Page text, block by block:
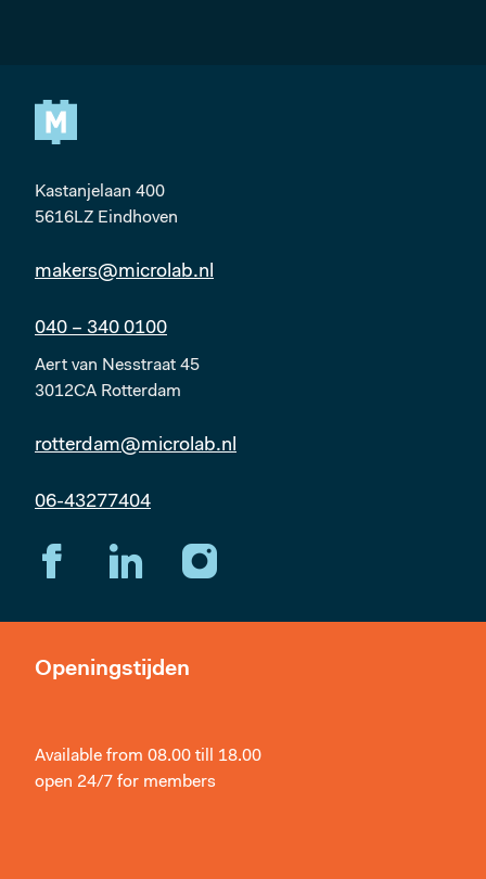
Kastanjelaan 400
5616LZ Eindhoven
makers@microlab.nl
040 – 340 0100
Aert van Nesstraat 45
3012CA Rotterdam
rotterdam@microlab.nl
06-43277404
Openingstijden
Available from 08.00 till 18.00
open 24/7 for members